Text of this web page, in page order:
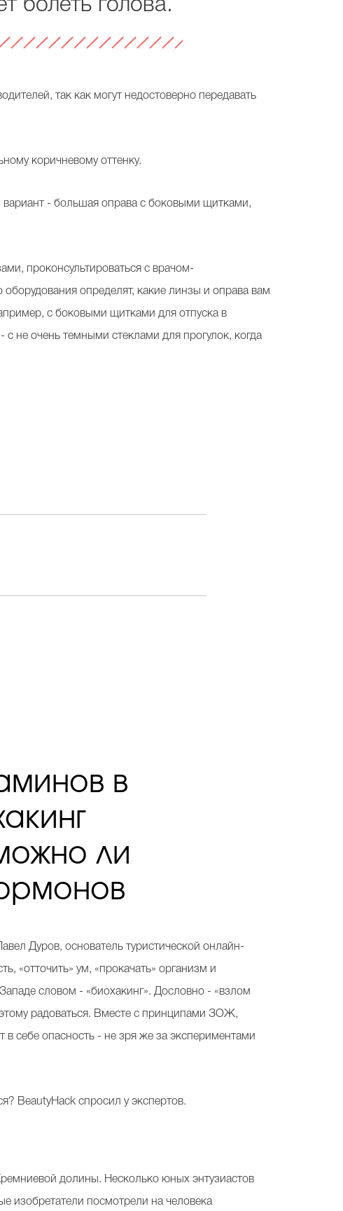
болеть голова.
так как могут недостоверно передавать
коричневому оттенку.
- большая оправа с боковыми щитками,
проконсультироваться с врачом-
определят, какие линзы и оправа вам
с боковыми щитками для отпуска в
не очень темными стеклами для прогулок, когда
в
ли
Дуров, основатель туристической онлайн-
«отточить» ум, «прокачать» организм и
словом - «биохакинг». Дословно - «взлом
радоваться. Вместе с принципами ЗОЖ,
себе опасность - не зря же за экспериментами
BeautyHack спросил у экспертов.
долины. Несколько юных энтузиастов
изобретатели посмотрели на человека